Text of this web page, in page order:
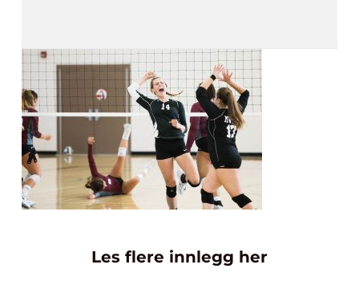
Les flere innlegg her